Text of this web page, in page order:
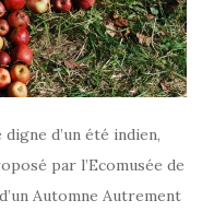
d’un été indien,
par l’Ecomusée de
Automne Autrement